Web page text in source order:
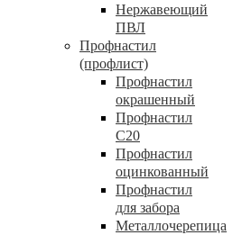
Нержавеющий
ПВЛ
Профнастил
(профлист)
Профнастил
окрашенный
Профнастил
С20
Профнастил
оцинкованный
Профнастил
для забора
Металлочерепица